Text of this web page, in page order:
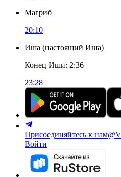
Магриб
20:10
Иша (настоящий Иша)
Конец Иши: 2:36
23:28
Присоединяйтесь к нам
Войти